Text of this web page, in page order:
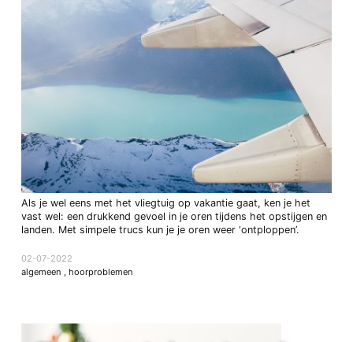
Als je wel eens met het vliegtuig op vakantie gaat, ken je het
vast wel: een drukkend gevoel in je oren tijdens het opstijgen en
landen. Met simpele trucs kun je je oren weer ‘ontploppen’.
02-07-2022
algemeen , hoorproblemen